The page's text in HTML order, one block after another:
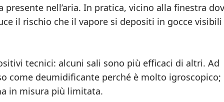
nell’aria. In pratica, vicino alla finestra
il rischio che il vapore si depositi in gocce visibili
tecnici: alcuni sali sono più efficaci di altri. Ad
come deumidificante perché è molto igroscopico;
in misura più limitata.